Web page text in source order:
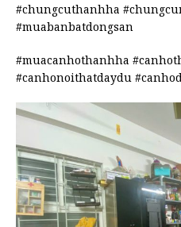
#chungcuthanhha
#muabanbatdongsan
#muacanhothanhha
#canhonoithatdaydu